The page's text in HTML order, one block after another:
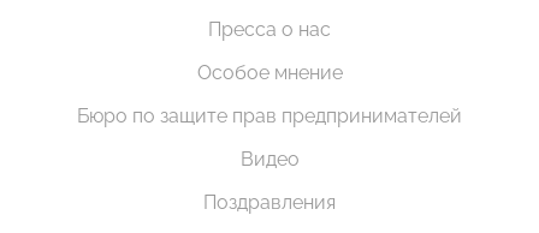
Пресса о нас
Особое мнение
Бюро по защите прав предпринимателей
Видео
Поздравления